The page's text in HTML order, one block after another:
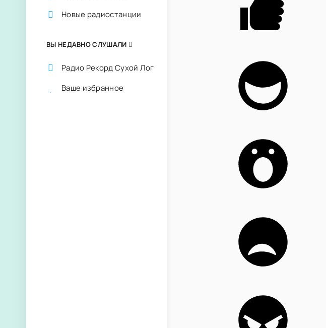
Новые радиостанции
ВЫ НЕДАВНО СЛУШАЛИ
Радио Рекорд Сухой Лог
Ваше избранное